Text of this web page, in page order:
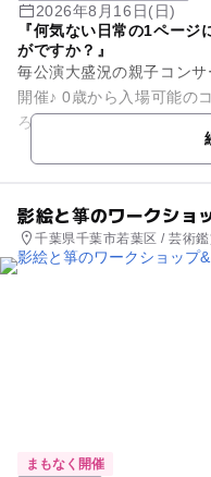
2026年8月16日(日)
『何気ない日常の1ペー
がですか？』
毎公演大盛況の親子コン
開催♪ 0歳から入場可能の
ろん、有名クラシック曲
影絵と箏のワークショ
千葉県千葉市若葉区 / 芸術
まもなく開催